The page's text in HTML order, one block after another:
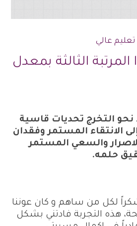
عالي
الثالثة بمعدل
التخرج تحديات قاسية
الانتقاء المستمر وفقدان
والسعي المستمر
حلمه.
شكراً لكل من ساهم و كان عوننا
هذه التجربة فادتني بشكل